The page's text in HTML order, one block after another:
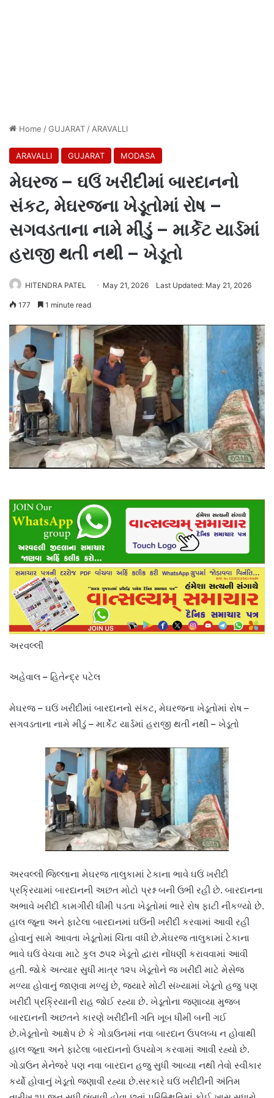
Home /GUJARAT / ARAVALLI
ARAVALLI GUJARAT MODASA
મેઘરજ – ઘઉં ખરીદીમાં બારદાનનો
સંકટ, મેઘરજના ખેડૂતોમાં રોષ –
સગવડતાના નામે મીંડું – માર્કેટ યાર્ડમાં
હરાજી થતી નથી – ખેડૂતો
HITENDRA PATEL May 21, 2026 Last Updated: May 21, 2026
177 1 minute read
અરવલ્લી
અહેવાલ – હિતેન્દ્ર પટેલ
મેઘરજ – ઘઉં ખરીદીમાં બારદાનનો સંકટ, મેઘરજના ખેડૂતોમાં રોષ –
સગવડતાના નામે મીંડું – માર્કેટ યાર્ડમાં હરાજી થતી નથી – ખેડૂતો
અરવલ્લી જિલ્લાના મેઘરજ તાલુકામાં ટેકાના ભાવે ઘઉં ખરીદી
પ્રક્રિયામાં બારદાનની અછત મોટો પ્રશ્ન બની ઉભી રહી છે. બારદાનના
અભાવે ખરીદી કામગીરી ધીમી પડતા ખેડૂતોમાં ભારે રોષ ફાટી નીકળ્યો છે.
હાલ જૂના અને ફાટેલા બારદાનમાં ઘઉંની ખરીદી કરવામાં આવી રહી
હોવાનું સામે આવતા ખેડૂતોમાં ચિંતા વધી છે.મેઘરજ તાલુકામાં ટેકાના
ભાવે ઘઉં વેચવા માટે કુલ ૭૫૨ ખેડૂતો દ્વારા નોંધણી કરાવવામાં આવી
હતી. જોકે અત્યાર સુધી માત્ર ૧૨૫ ખેડૂતોને જ ખરીદી માટે મેસેજ
મળ્યા હોવાનું જાણવા મળ્યું છે, જ્યારે મોટી સંખ્યામાં ખેડૂતો હજુ પણ
ખરીદી પ્રક્રિયાની રાહ જોઈ રહ્યા છે. ખેડૂતોના જણાવ્યા મુજબ
બારદાનની અછતને કારણે ખરીદીની ગતિ ખૂબ ધીમી બની ગઈ
છે.ખેડૂતોનો આક્ષેપ છે કે ગોડાઉનમાં નવા બારદાન ઉપલબ્ધ ન હોવાથી
હાલ જૂના અને ફાટેલા બારદાનનો ઉપયોગ કરવામાં આવી રહ્યો છે.
ગોડાઉન મેનેજરે પણ નવા બારદાન હજુ સુધી આવ્યા નથી તેવો સ્વીકાર
કર્યો હોવાનું ખેડૂતો જણાવી રહ્યા છે.સરકારે ઘઉં ખરીદીની અંતિમ